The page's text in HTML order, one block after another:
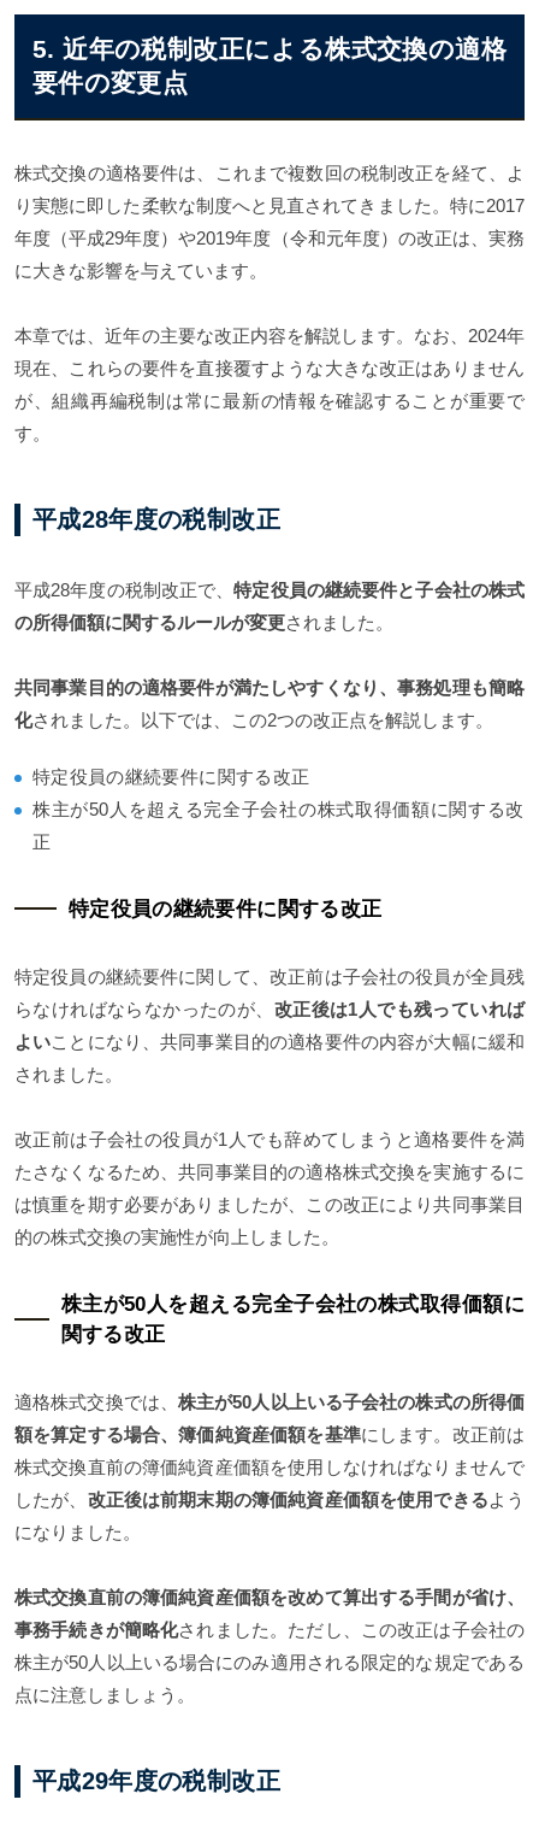
5. 近年の税制改正による株式交換の適格
要件の変更点
株式交換の適格要件は、これまで複数回の税制改正を経て、よ
り実態に即した柔軟な制度へと見直されてきました。特に2017
年度（平成29年度）や2019年度（令和元年度）の改正は、実務
に大きな影響を与えています。
本章では、近年の主要な改正内容を解説します。なお、2024年
現在、これらの要件を直接覆すような大きな改正はありません
が、組織再編税制は常に最新の情報を確認することが重要で
す。
平成28年度の税制改正
平成28年度の税制改正で、特定役員の継続要件と子会社の株式
の所得価額に関するルールが変更されました。
共同事業目的の適格要件が満たしやすくなり、事務処理も簡略
化されました。以下では、この2つの改正点を解説します。
特定役員の継続要件に関する改正
株主が50人を超える完全子会社の株式取得価額に関する改
正
特定役員の継続要件に関する改正
特定役員の継続要件に関して、改正前は子会社の役員が全員残
らなければならなかったのが、 改正後は1人でも残っていれば
よいことになり、共同事業目的の適格要件の内容が大幅に緩和
されました。
改正前は子会社の役員が1人でも辞めてしまうと適格要件を満
たさなくなるため、共同事業目的の適格株式交換を実施するに
は慎重を期す必要がありましたが、この改正により共同事業目
的の株式交換の実施性が向上しました。
株主が50人を超える完全子会社の株式取得価額に
関する改正
適格株式交換では、 株主が50人以上いる子会社の株式の所得価
額を算定する場合、簿価純資産価額を基準にします。改正前は
株式交換直前の簿価純資産価額を使用しなければなりませんで
したが、 改正後は前期末期の簿価純資産価額を使用できるよう
になりました。
株式交換直前の簿価純資産価額を改めて算出する手間が省け、
事務手続きが簡略化されました。ただし、この改正は子会社の
株主が50人以上いる場合にのみ適用される限定的な規定である
点に注意しましょう。
平成29年度の税制改正